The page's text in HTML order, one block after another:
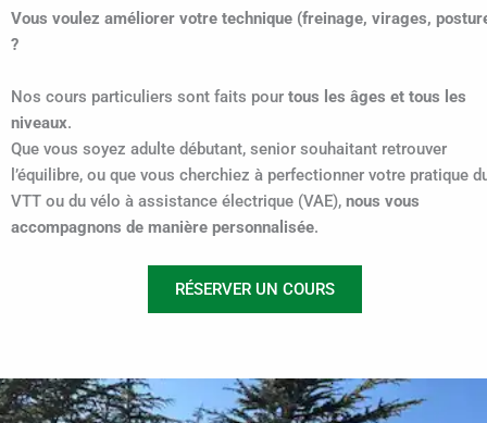
Vous voulez améliorer votre technique (freinage, virages,
?
Nos cours particuliers sont faits pour tous les âges et tous les
niveaux.
Que vous soyez adulte débutant, senior souhaitant retrouver
l’équilibre, ou que vous cherchiez à perfectionner votre pratique
VTT ou du vélo à assistance électrique (VAE), nous vous
accompagnons de manière personnalisée.
RÉSERVER UN COURS